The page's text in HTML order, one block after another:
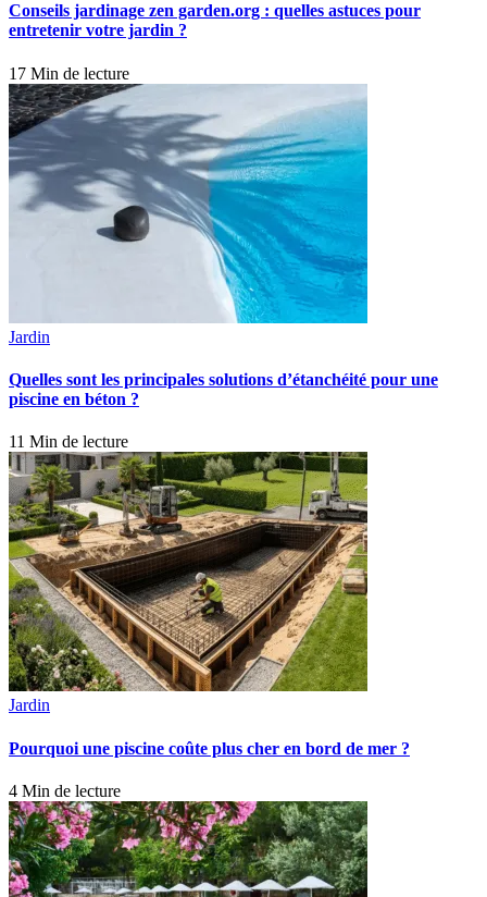
Conseils jardinage zen garden.org : quelles astuces pour
entretenir votre jardin ?
17 Min de lecture
Jardin
Quelles sont les principales solutions d’étanchéité pour une
piscine en béton ?
11 Min de lecture
Jardin
Pourquoi une piscine coûte plus cher en bord de mer ?
4 Min de lecture